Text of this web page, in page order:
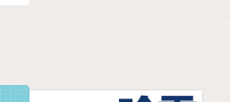
線搶快錢、長線賺波段
變動